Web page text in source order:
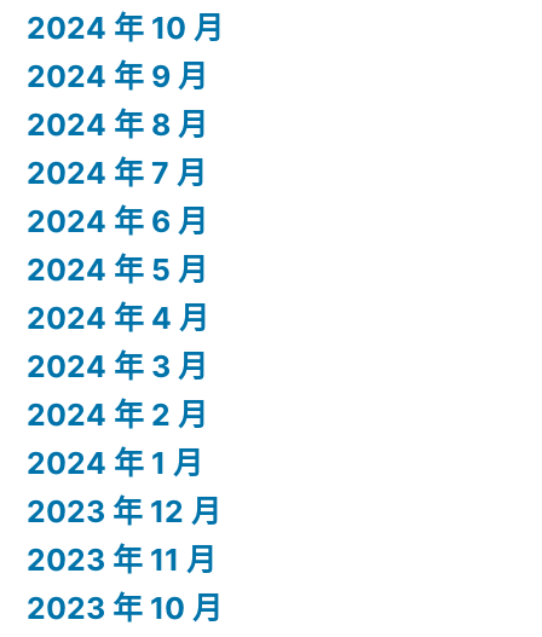
2024 年 10 月
2024 年 9 月
2024 年 8 月
2024 年 7 月
2024 年 6 月
2024 年 5 月
2024 年 4 月
2024 年 3 月
2024 年 2 月
2024 年 1 月
2023 年 12 月
2023 年 11 月
2023 年 10 月